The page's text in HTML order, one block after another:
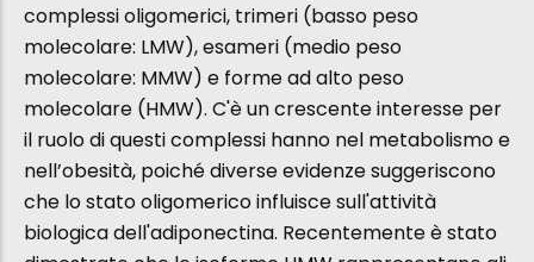
complessi oligomerici, trimeri (basso peso
molecolare: LMW), esameri (medio peso
molecolare: MMW) e forme ad alto peso
molecolare (HMW). C'è un crescente interesse per
il ruolo di questi complessi hanno nel metabolismo e
nell’obesità, poiché diverse evidenze suggeriscono
che lo stato oligomerico influisce sull'attività
biologica dell'adiponectina. Recentemente è stato